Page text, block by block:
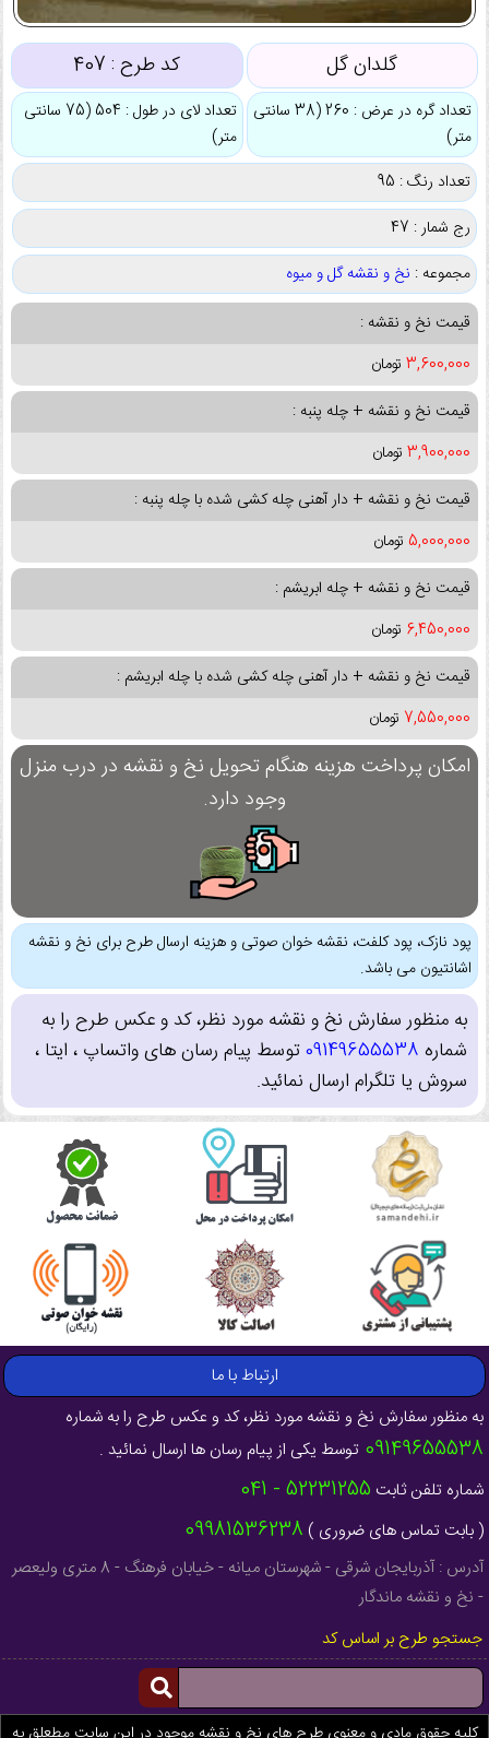
گلدان گل کد طرح : 407
تعداد گره در عرض : 260 (38 سانتی
متر)
تعداد لای در طول : 504 (75 سانتی
متر)
تعداد رنگ : 95
رج شمار : 47
مجموعه : نخ و نقشه گل و میوه
قیمت نخ و نقشه :
3,600,000 تومان
قیمت نخ و نقشه + چله پنبه :
3,900,000 تومان
قیمت نخ و نقشه + دار آهنی چله کشی شده با چله پنبه :
5,000,000 تومان
قیمت نخ و نقشه + چله ابریشم :
6,450,000 تومان
قیمت نخ و نقشه + دار آهنی چله کشی شده با چله ابریشم :
7,550,000 تومان
امکان پرداخت هزینه هنگام تحویل نخ و نقشه در درب منزل
وجود دارد.
پود نازک، پود کلفت، نقشه خوان صوتی و هزینه ارسال طرح برای نخ و نقشه
اشانتیون می باشد.
به منظور سفارش نخ و نقشه مورد نظر، کد و عکس طرح را به
شماره 09149655538توسط پیام رسان های واتساپ ، ایتا ،
سروش یا تلگرام ارسال نمائید.
ارتباط با ما
به منظور سفارش نخ و نقشه مورد نظر، کد و عکس طرح را به شماره
09149655538 توسط یکی از پیام رسان ها ارسال نمائید .
شماره تلفن ثابت 52231255 - 041
( بابت تماس های ضروری ) 09981536238
آدرس : آذربایجان شرقی - شهرستان میانه - خیابان فرهنگ - 8 متری ولیعصر
- نخ و نقشه ماندگار
جستجو طرح بر اساس کد